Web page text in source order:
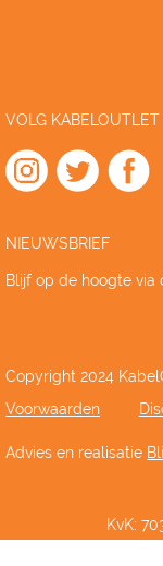
VOLG KABELOUTLET
NIEUWSBRIEF
Blijf op de hoogte via
Copyright 2024
Voorwaarden
Advies en realisatie
KvK: